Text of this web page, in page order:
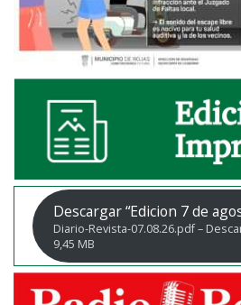
Descargar “Edicion 7 de
Diario-Revista-07.08.26.pdf –
9,45 MB